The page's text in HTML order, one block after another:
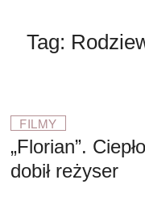
Tag:
FILMY
„Florian”.
dobił reżyser